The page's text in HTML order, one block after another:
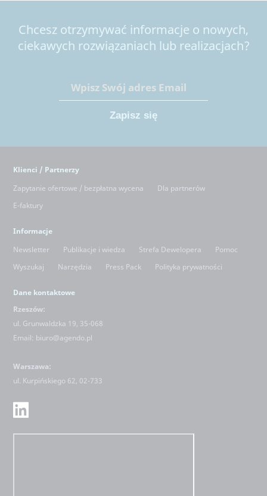
Chcesz otrzymywać informacje o nowych,
ciekawych rozwiązaniach lub realizacjach?
Klienci / Partnerzy
Zapytanie ofertowe / bezpłatna wycena
Dla partnerów
E-faktury
Informacje
Newsletter
Publikacje i wiedza Strefa Dewelopera
Pomoc
Wyszukaj
Narzędzia Press Pack Polityka prywatności
Dane kontaktowe
Rzeszów:
ul. Grunwaldzka 19, 35-068
Email: biuro@agendo.pl
Warszawa:
ul. Kurpińskiego 62, 02-733